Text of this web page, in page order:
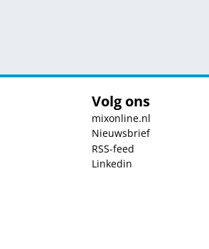
Volg ons
mixonline.nl
Nieuwsbrief
RSS-feed
Linkedin